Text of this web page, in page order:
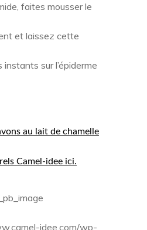
faites mousser le
et laissez cette
instants sur l’épiderme
au lait de chamelle
Camel-idee ici.
idee.com/wp-